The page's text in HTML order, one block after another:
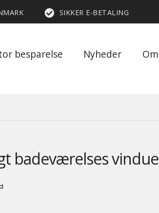
SIKKER E-BETALING
besparelse Nyheder Om
badeværelses vindue